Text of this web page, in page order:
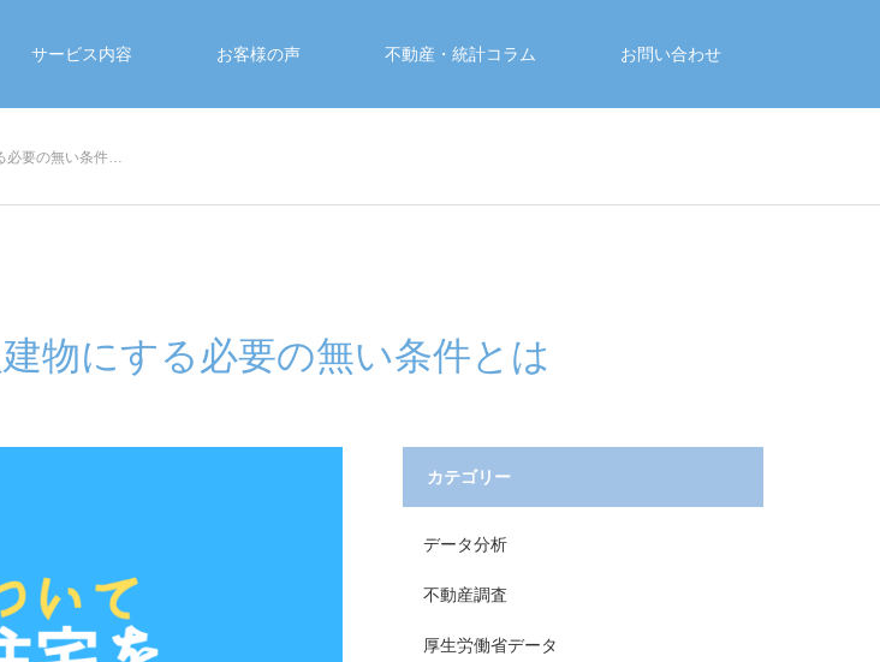
サービス内容 お客様の声 不動産・統計コラム お問い合わせ
必要の無い条件…
物にする必要の無い条件とは
カテゴリー
データ分析
不動産調査
厚生労働省データ